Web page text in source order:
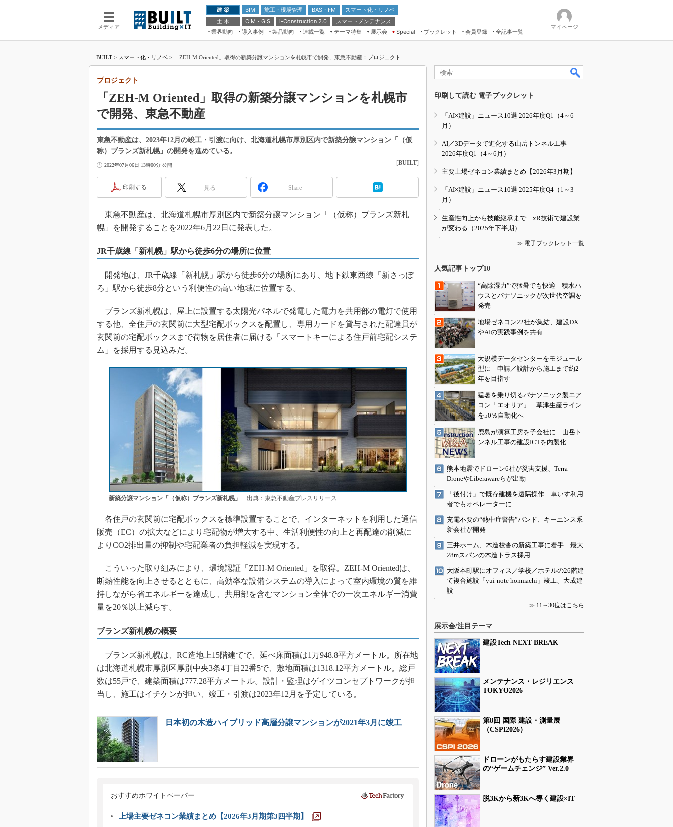
メディア
建 築 BIM 施工・現場管理 BAS・FM
スマート化・リノベ
土 木
CIM・GIS i-Construction 2.0
スマートメンテナンス
業界動向
導入事例 製品動向 連載一覧
テーマ特集
ドローンがもたらす建設業界の“ゲー
ムチェンジ” Ver.2.0
“Society5.0”時代のスマートビル
展示会
第8回 国際 建設・測量展
築・土木・不動産の先端技術展－
メンテナンス・レジリエンスOSAKA
IGAS2018
Special ブックレット 会員登録 全記事一覧
マイページ
BUILT > スマート化・リノベ > 「ZEH-M Oriented」取得の新築分譲マンションを札幌市で開発、東急不動産：プロジェクト
「ZEH-M Oriented」取得の新築分譲マンションを札幌市
で開発、東急不動産
プロジェクト
東急不動産は、2023年12月の竣工・引渡に向け、北海道札幌市厚別区内で新築分譲マンション「（仮
称）ブランズ新札幌」の開発を進めている。
2022年07月06日 13時00分 公開 [BUILT]
印刷する 見る Share
東急不動産は、北海道札幌市厚別区内で新築分譲マンション「（仮称）ブランズ新札
幌」を開発することを2022年6月22日に発表した。
JR千歳線「新札幌」駅から徒歩6分の場所に位置
開発地は、JR千歳線「新札幌」駅から徒歩6分の場所にあり、地下鉄東西線「新さっぽ
ろ」駅から徒歩8分という利便性の高い地域に位置する。
ブランズ新札幌は、屋上に設置する太陽光パネルで発電した電力を共用部の電灯で使用
する他、全住戸の玄関前に大型宅配ボックスを配置し、専用カードを貸与された配達員が
玄関前の宅配ボックスまで荷物を居住者に届ける「スマートキーによる住戸前宅配システ
ム」を採用する見込みだ。
新築分譲マンション「（仮称）ブランズ新札幌」 出典：東急不動産プレスリリース
各住戸の玄関前に宅配ボックスを標準設置することで、インターネットを利用した通信
販売（EC）の拡大などにより宅配物が増大する中、生活利便性の向上と再配達の削減に
よりCO2排出量の抑制や宅配業者の負担軽減を実現する。
こういった取り組みにより、環境認証「ZEH-M Oriented」を取得。ZEH-M Orientedは、
断熱性能を向上させるとともに、高効率な設備システムの導入によって室内環境の質を維
持しながら省エネルギーを達成し、共用部を含むマンション全体での一次エネルギー消費
量を20％以上減らす。
ブランズ新札幌の概要
ブランズ新札幌は、RC造地上15階建てで、延べ床面積は1万948.8平方メートル。所在地
は北海道札幌市厚別区厚別中央3条4丁目22番5で、敷地面積は1318.12平方メートル。総戸
数は55戸で、建築面積は777.28平方メートル。設計・監理はゲイツコンセプトワークが担
当し、施工はイチケンが担い、竣工・引渡は2023年12月を予定している。
日本初の木造ハイブリッド高層分譲マンションが2021年3月に竣工
おすすめホワイトペーパー
上場主要ゼネコン業績まとめ【2026年3月期第3四半期】
印刷して読む 電子ブックレット
「AI×建設」ニュース10選 2026年度Q1（4～6
月）
AI／3Dデータで進化する山岳トンネル工事
2026年度Q1（4～6月）
主要上場ゼネコン業績まとめ【2026年3月期】
「AI×建設」ニュース10選 2025年度Q4（1～3
月）
生産性向上から技能継承まで xR技術で建設業
が変わる（2025年下半期）
≫ 電子ブックレット一覧
人気記事トップ10
“高除湿力”で猛暑でも快適 積水ハ
ウスとパナソニックが次世代空調を
発売
地場ゼネコン22社が集結、建設DX
やAIの実践事例を共有
大規模データセンターをモジュール
型に 申請／設計から施工まで約2
年を目指す
猛暑を乗り切るパナソニック製エア
コン「エオリア」 草津生産ライン
を50％自動化へ
鹿島が演算工房を子会社に 山岳ト
ンネル工事の建設ICTを内製化
熊本地震でドローン6社が災害支援、Terra
DroneやLiberawareらが出動
「後付け」で既存建機を遠隔操作 車いす利用
者でもオペレーターに
充電不要の“熱中症警告”バンド、キーエンス系
新会社が開発
三井ホーム、木造校舎の新築工事に着手 最大
28mスパンの木造トラス採用
大阪本町駅にオフィス／学校／ホテルの26階建
て複合施設「yui-note honmachi」竣工、大成建
設
≫ 11～30位はこちら
展示会/注目テーマ
建設Tech NEXT BREAK
メンテナンス・レジリエンス
TOKYO2026
第8回 国際 建設・測量展
（CSPI2026）
ドローンがもたらす建設業界
の“ゲームチェンジ” Ver.2.0
脱3Kから新3Kへ導く建設×IT